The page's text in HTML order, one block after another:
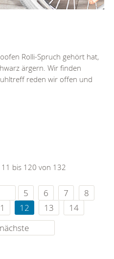
Rolli-Spruch gehört hat,
ärgern. Wir finden
reden wir offen und
bis 120 von 132
5 6 7
8
12 13
14
nächste